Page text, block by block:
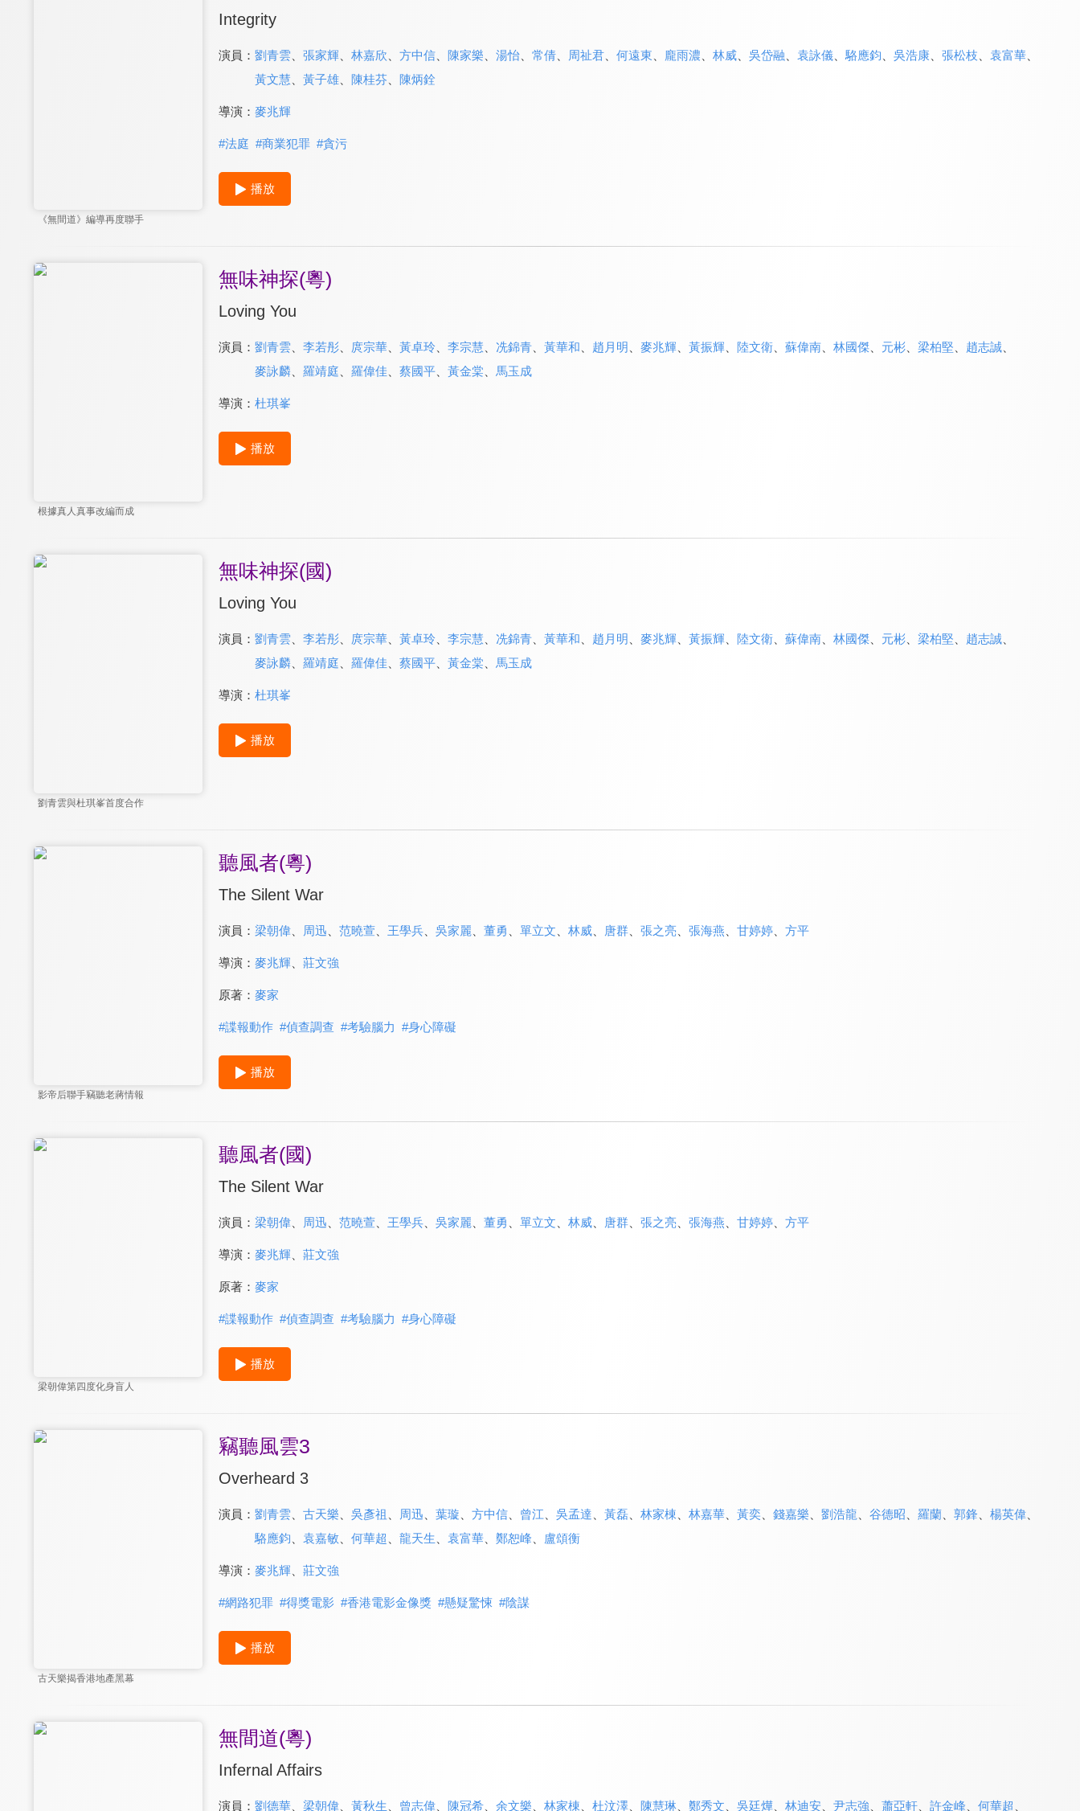
《無間道》編導再度聯手
Integrity
演員： 劉青雲 張家輝、 林嘉欣 方中信、 陳家樂 湯怡、 常倩、 周祉君、 何遠東 龐雨濃 林威、 吳岱融 袁詠儀、 駱應鈞 吳浩康、 張松枝 袁富華、
黃文慧、 黃子雄、 陳桂芬 陳炳銓
導演： 麥兆輝
#法庭 #商業犯罪 #貪污
播放
根據真人真事改編而成
無味神探(粵)
Loving You
演員： 劉青雲 李若彤、 庹宗華、 黃卓玲、 李宗慧、 冼錦青、 黃華和 趙月明 麥兆輝、 黃振輝、 陸文衛、 蘇偉南、 林國傑、 元彬、 梁柏堅 趙志誠、
麥詠麟、 羅靖庭 羅偉佳 蔡國平、 黃金棠 馬玉成
導演： 杜琪峯
播放
劉青雲與杜琪峯首度合作
無味神探(國)
Loving You
演員： 劉青雲 李若彤、 庹宗華、 黃卓玲、 李宗慧、 冼錦青、 黃華和 趙月明 麥兆輝、 黃振輝、 陸文衛、 蘇偉南、 林國傑、 元彬、 梁柏堅 趙志誠、
麥詠麟、 羅靖庭 羅偉佳 蔡國平、 黃金棠 馬玉成
導演： 杜琪峯
播放
影帝后聯手竊聽老蔣情報
聽風者(粵)
The Silent War
演員： 梁朝偉、 周迅 范曉萱、 王學兵、 吳家麗 董勇 單立文 林威、 唐群、 張之亮、 張海燕 甘婷婷、 方平
導演： 麥兆輝、 莊文強
原著： 麥家
#諜報動作 #偵查調查 #考驗腦力 #身心障礙
播放
梁朝偉第四度化身盲人
聽風者(國)
The Silent War
演員： 梁朝偉、 周迅 范曉萱、 王學兵、 吳家麗 董勇 單立文 林威、 唐群、 張之亮、 張海燕 甘婷婷、 方平
導演： 麥兆輝、 莊文強
原著： 麥家
#諜報動作 #偵查調查 #考驗腦力 #身心障礙
播放
古天樂揭香港地產黑幕
竊聽風雲3
Overheard 3
演員： 劉青雲 古天樂 吳彥祖 周迅 葉璇 方中信、 曾江 吳孟達 黃磊、 林家棟 林嘉華、 黃奕 錢嘉樂 劉浩龍 谷德昭 羅蘭、 郭鋒 楊英偉、
駱應鈞
袁嘉敏、 何華超 龍天生 袁富華、 鄭恕峰 盧頌衡
導演： 麥兆輝、 莊文強
#網路犯罪 #得獎電影 #香港電影金像獎 #懸疑驚悚 #陰謀
播放
無間道(粵)
Infernal Affairs
演員： 劉德華、 梁朝偉、 黃秋生 曾志偉、 陳冠希、 余文樂 林家棟 杜汶澤、 陳慧琳、 鄭秀文 吳廷燁、 林迪安 尹志強 蕭亞軒、 許金峰 何華超